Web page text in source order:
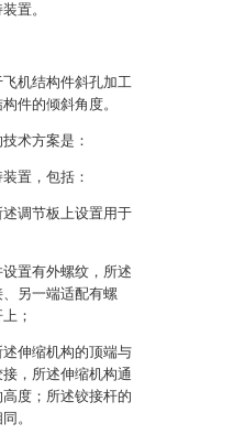
置。
机结构件斜孔加工
件的倾斜角度。
术方案是：
置，包括：
调节板上设置用于
置有外螺纹，所述
另一端适配有螺
；
伸缩机构的顶端与
，所述伸缩机构通
度；所述铰接杆的
。